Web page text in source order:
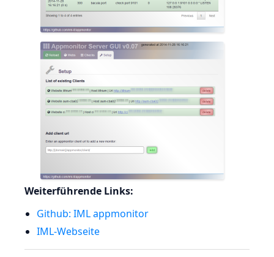
Weiterführende Links:
Github: IML appmonitor
IML-Webseite